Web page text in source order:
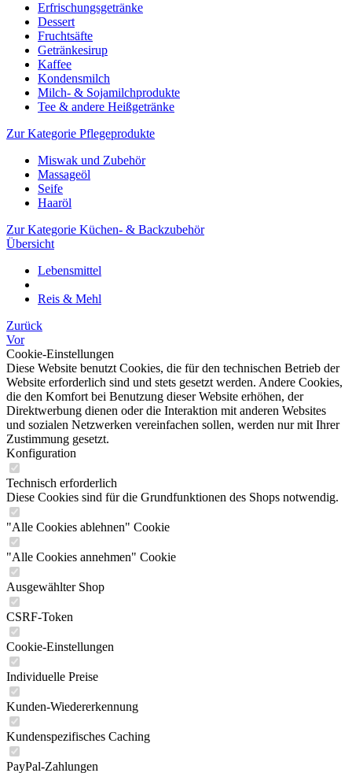
Erfrischungsgetränke
Dessert
Fruchtsäfte
Getränkesirup
Kaffee
Kondensmilch
Milch- & Sojamilchprodukte
Tee & andere Heißgetränke
Zur Kategorie Pflegeprodukte
Miswak und Zubehör
Massageöl
Seife
Haaröl
Zur Kategorie Küchen- & Backzubehör
Übersicht
Lebensmittel
Reis & Mehl
Zurück
Vor
Cookie-Einstellungen
Diese Website benutzt Cookies, die für den technischen Betrieb der
Website erforderlich sind und stets gesetzt werden. Andere Cookies,
die den Komfort bei Benutzung dieser Website erhöhen, der
Direktwerbung dienen oder die Interaktion mit anderen Websites
und sozialen Netzwerken vereinfachen sollen, werden nur mit Ihrer
Zustimmung gesetzt.
Konfiguration
Technisch erforderlich
Diese Cookies sind für die Grundfunktionen des Shops notwendig.
"Alle Cookies ablehnen" Cookie
"Alle Cookies annehmen" Cookie
Ausgewählter Shop
CSRF-Token
Cookie-Einstellungen
Individuelle Preise
Kunden-Wiedererkennung
Kundenspezifisches Caching
PayPal-Zahlungen